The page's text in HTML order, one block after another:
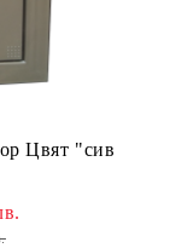
Цвят "сив